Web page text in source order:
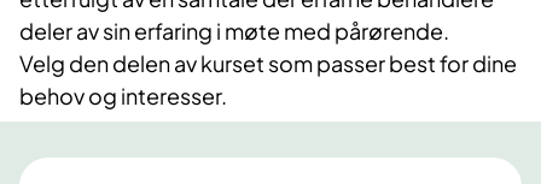
deler av sin erfaring i møte med pårørende.
Velg den delen av kurset som passer best for dine
behov og interesser.